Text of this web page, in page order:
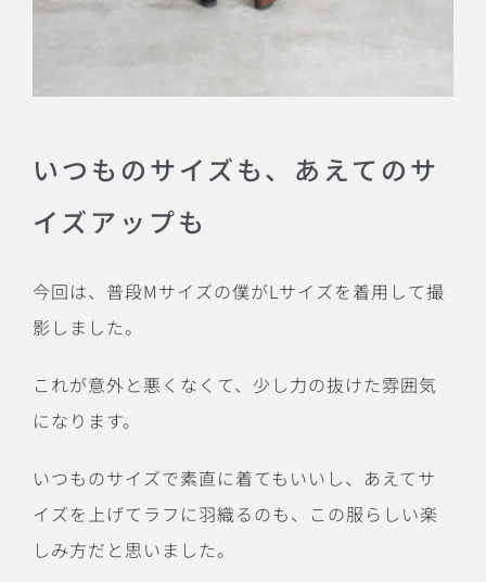
いつものサイズも、あえてのサ
イズアップも
今回は、普段Mサイズの僕がLサイズを着用して撮
影しました。
これが意外と悪くなくて、少し力の抜けた雰囲気
になります。
いつものサイズで素直に着てもいいし、あえてサ
イズを上げてラフに羽織るのも、この服らしい楽
しみ方だと思いました。